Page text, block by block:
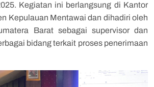
Kegiatan ini berlangsung di Kantor
Kepulauan Mentawai dan dihadiri oleh
Barat sebagai supervisor dan
bidang terkait proses penerimaan